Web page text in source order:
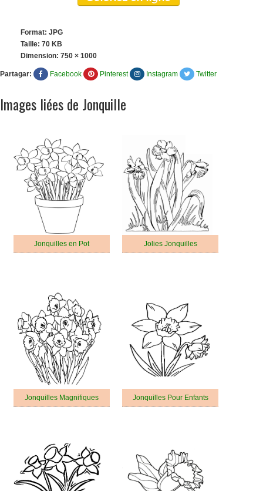
Format: JPG
Taille: 70 KB
Dimension: 750 × 1000
Partagar: Facebook Pinterest Instagram Twitter
Images liées de Jonquille
Jonquilles en Pot Jolies Jonquilles
Jonquilles Magnifiques Jonquilles Pour Enfants